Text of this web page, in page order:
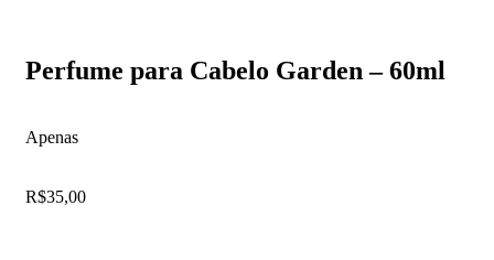
Perfume para Cabelo Garden – 60ml
Apenas
R$35,00